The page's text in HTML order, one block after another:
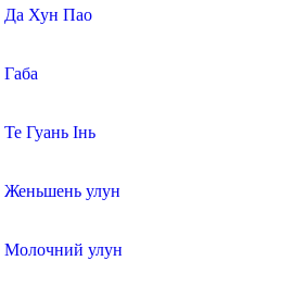
Да Хун Пао
Габа
Те Гуань Інь
Женьшень улун
Молочний улун